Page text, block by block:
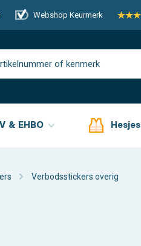
Webshop Keurmerk
& EHBO Hesjes
Verbodsstickers overig